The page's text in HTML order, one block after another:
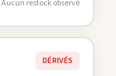
Aucun restock observé
DÉRIVÉS